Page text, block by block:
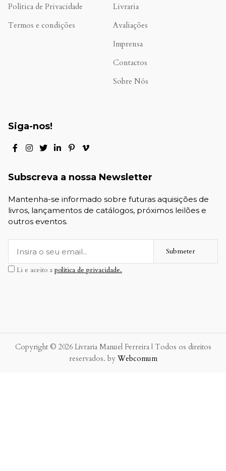
Política de Privacidade
Termos e condições
Livraria
Avaliações
Imprensa
Contactos
Sobre Nós
Siga-nos!
Subscreva a nossa Newsletter
Mantenha-se informado sobre futuras aquisições de
livros, lançamentos de catálogos, próximos leilões e
outros eventos.
Submeter
Li e aceito a política de privacidade.
Copyright © 2026 Livraria Manuel Ferreira | Todos os direitos
reservados. by Webcomum